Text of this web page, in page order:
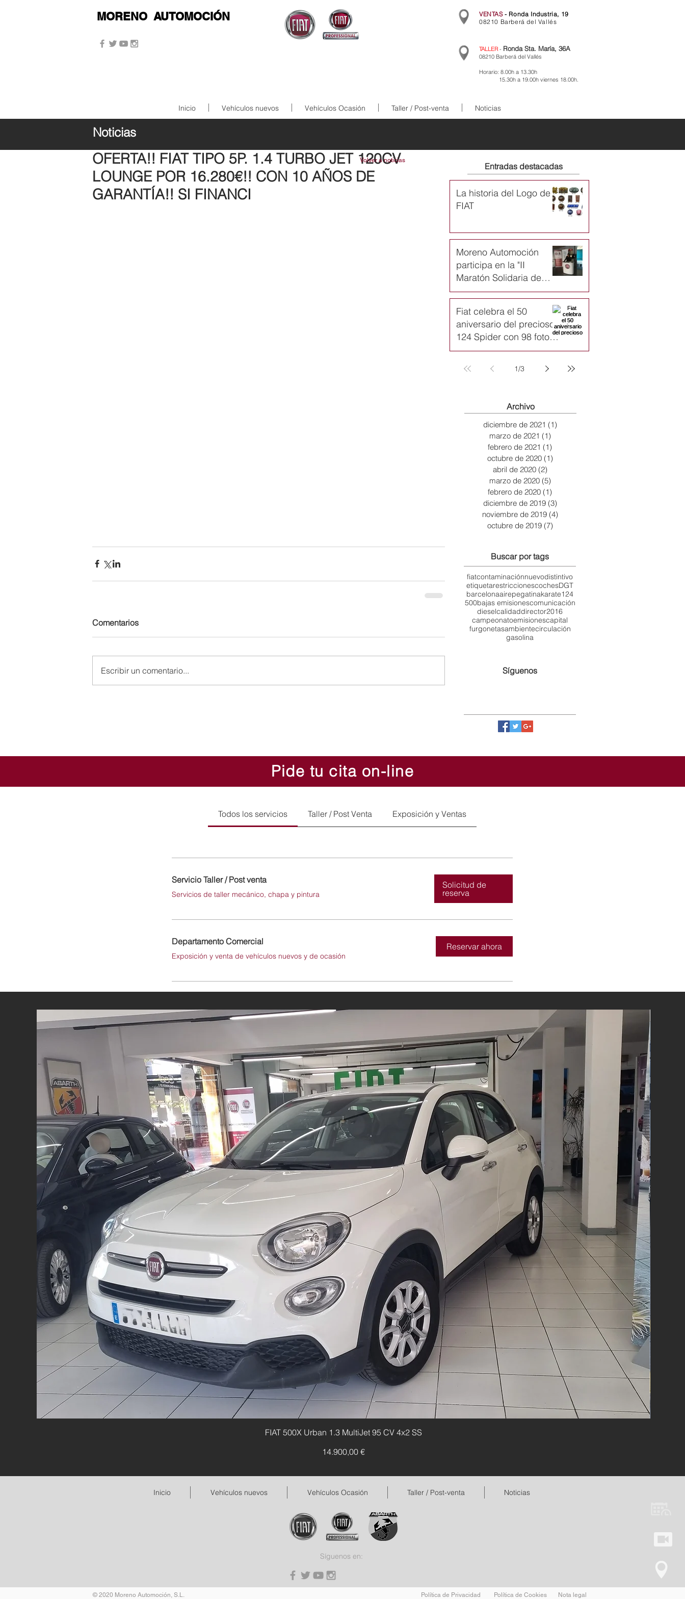
MORENO AUTOMOCIÓN VENTAS- Ronda Industria, 19
08210 Barberá del Vallés
TALLER - Ronda Sta. María, 36A
08210 Barberá del Vallés
Horario: 8.00h a 13.30h
15.30h a 19.00h viernes 18.00h.
Inicio Vehículos nuevos Vehículos Ocasión Taller / Post-venta Noticias
OFERTA!! FIAT TIPO 5P. 1.4 TURBO JET 120CV
LOUNGE POR 16.280€!! CON 10 AÑOS DE
GARANTÍA!! SI FINANCI
Comentarios
Escribir un comentario...
Entradas destacadas
La historia del Logo de
FIAT
Moreno Automoción
participa en la "II
Maratón Solidaria de
Navidad de Karate
Fiat celebra el 50
aniversario del precioso
124 Spider con 98 fotos
y un emotivo vídeo
1/3
Noticias
Archivo
diciembre de 2021 (1)1 entrada
marzo de 2021 (1)1 entrada
febrero de 2021 (1)
octubre de 2020 (1)1 entrada
abril de 2020 (2)2 entradas
marzo de 2020 (5)5 entradas
febrero de 2020 (1)
diciembre de 2019 (3)3 entradas
noviembre de 2019 (4)4 entradas
octubre de 2019 (7)7 entradas
Volver a noticias
Buscar por tags
fiatcontaminaciónnuevodistintivo
etiquetarestriccionescochesDGT
barcelonaairepegatinakarate124
500bajas emisionescomunicación
dieselcalidaddirector2016
campeonatoemisionescapital
furgonetasambientecirculación
gasolina
Síguenos
Todos los servicios Taller / Post Venta Exposición y Ventas
Servicio Taller / Post venta
Servicios de taller mecánico, chapa y pintura
Solicitud de
reserva
Departamento Comercial
Exposición y venta de vehículos nuevos y de ocasión
Reservar ahora
Pide tu cita on-line
FIAT 500X Urban 1.3 MultiJet 95 CV 4x2 SS
Precio
14.900,00 €
Inicio Vehículos nuevos Vehículos Ocasión Taller / Post-venta Noticias
Síguenos en:
© 2020 Moreno Automoción, S.L. Política de Privacidad Política de Cookies Nota legal